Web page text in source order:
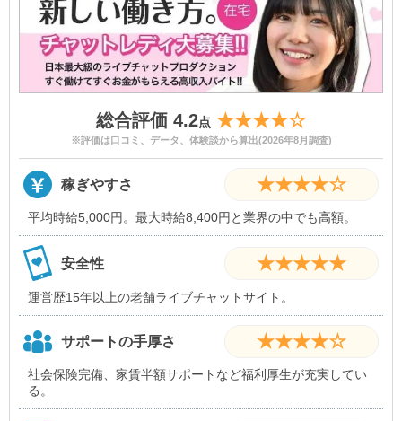
総合評価 4.2点 ★★★★☆
※評価は口コミ、データ、体験談から算出(2026年8月調査)
稼ぎやすさ ★★★★☆
平均時給5,000円。最大時給8,400円と業界の中でも高額。
安全性 ★★★★★
運営歴15年以上の老舗ライブチャットサイト。
サポートの手厚さ ★★★★☆
社会保険完備、家賃半額サポートなど福利厚生が充実してい
る。